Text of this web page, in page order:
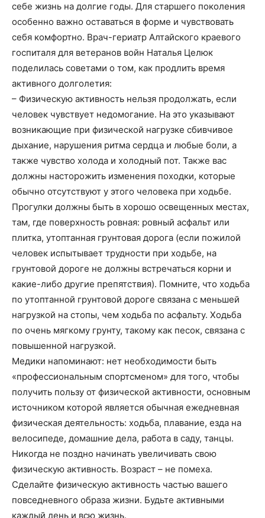
себе жизнь на долгие годы. Для старшего поколения
особенно важно оставаться в форме и чувствовать
себя комфортно. Врач-гериатр Алтайского краевого
госпиталя для ветеранов войн Наталья Целюк
поделилась советами о том, как продлить время
активного долголетия:
– Физическую активность нельзя продолжать, если
человек чувствует недомогание. На это указывают
возникающие при физической нагрузке сбивчивое
дыхание, нарушения ритма сердца и любые боли, а
также чувство холода и холодный пот. Также вас
должны насторожить изменения походки, которые
обычно отсутствуют у этого человека при ходьбе.
Прогулки должны быть в хорошо освещенных местах,
там, где поверхность ровная: ровный асфальт или
плитка, утоптанная грунтовая дорога (если пожилой
человек испытывает трудности при ходьбе, на
грунтовой дороге не должны встречаться корни и
какие-либо другие препятствия). Помните, что ходьба
по утоптанной грунтовой дороге связана с меньшей
нагрузкой на стопы, чем ходьба по асфальту. Ходьба
по очень мягкому грунту, такому как песок, связана с
повышенной нагрузкой.
Медики напоминают: нет необходимости быть
«профессиональным спортсменом» для того, чтобы
получить пользу от физической активности, основным
источником которой является обычная ежедневная
физическая деятельность: ходьба, плавание, езда на
велосипеде, домашние дела, работа в саду, танцы.
Никогда не поздно начинать увеличивать свою
физическую активность. Возраст – не помеха.
Сделайте физическую активность частью вашего
повседневного образа жизни. Будьте активными
каждый день и всю жизнь.